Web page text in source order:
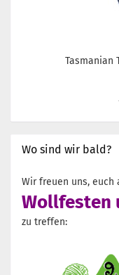
Tasmanian
Wo sind wir bald?
Wir freuen uns, euch
Wollfesten
zu treffen: